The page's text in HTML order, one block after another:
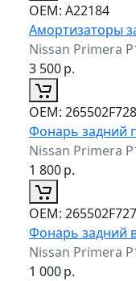
ОЕМ: A22184
Амортизаторы
Nissan Primera
3 500р.
ОЕМ: 265502F728
Фонарь задний
Nissan Primera
1 800р.
ОЕМ: 265502F727
Фонарь задний
Nissan Primera
1 000р.